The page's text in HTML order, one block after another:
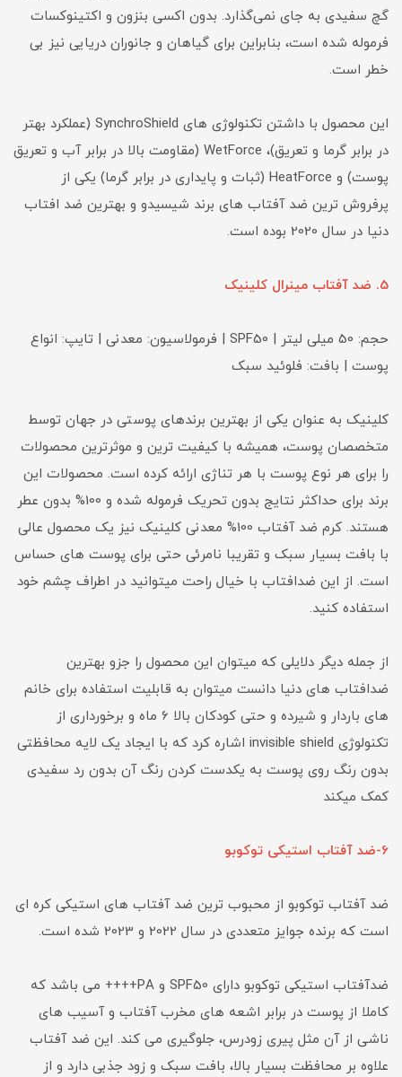
گچ سفیدی به جای نمی‌گذارد. بدون اکسی بنزون و اکتینوکسات
فرموله شده است، بنابراین برای گیاهان و جانوران دریایی نیز بی
خطر است.
این محصول با داشتن تکنولوژی های SynchroShield (عملکرد بهتر
در برابر گرما و تعریق)، WetForce (مقاومت بالا در برابر آب و تعریق
پوست) و HeatForce (ثبات و پایداری در برابر گرما) یکی از
پرفروش ترین ضد آفتاب های برند شیسیدو و بهترین ضد افتاب
دنیا در سال 2020 بوده است.
5. ضد آفتاب مینرال کلینیک
حجم: 50 میلی لیتر | SPF50 | فرمولاسیون: معدنی | تایپ: انواع
پوست | بافت: فلوئید سبک
کلینیک به عنوان یکی از بهترین برندهای پوستی در جهان توسط
متخصصان پوست، همیشه با کیفیت ترین و موثرترین محصولات
را برای هر نوع پوست با هر تناژی ارائه کرده است. محصولات این
برند برای حداکثر نتایج بدون تحریک فرموله شده و 100% بدون عطر
هستند. کرم ضد آفتاب 100% معدنی کلینیک نیز یک محصول عالی
با بافت بسیار سبک و تقریبا نامرئی حتی برای پوست های حساس
است. از این ضدافتاب با خیال راحت میتوانید در اطراف چشم خود
استفاده کنید.
از جمله دیگر دلایلی که میتوان این محصول را جزو بهترین
ضدافتاب های دنیا دانست میتوان به قابلیت استفاده برای خانم
های باردار و شیرده و حتی کودکان بالا 6 ماه و برخورداری از
تکنولوژی invisible shield اشاره کرد که با ایجاد یک لایه محافظتی
بدون رنگ روی پوست به یکدست کردن رنگ آن بدون رد سفیدی
کمک میکند
6-ضد آفتاب استیکی توکوبو
ضد آفتاب توکوبو از محبوب ترین ضد آفتاب های استیکی کره ای
است که برنده جوایز متعددی در سال 2022 و 2023 شده است.
ضدآفتاب استیکی توکوبو دارای SPF50 و PA++++ می باشد که
کاملا از پوست در برابر اشعه های مخرب آفتاب و آسیب های
ناشی از آن مثل پیری زودرس، جلوگیری می کند. این ضد آفتاب
علاوه بر محافظت بسیار بالا، بافت سبک و زود جذبی دارد و از